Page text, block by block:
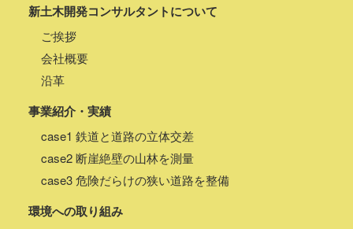
新土木開発コンサルタントについて
ご挨拶
会社概要
沿革
事業紹介・実績
case1 鉄道と道路の立体交差
case2 断崖絶壁の山林を測量
case3 危険だらけの狭い道路を整備
環境への取り組み